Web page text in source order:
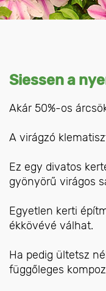
Siessen a
Akár 50%-os
A virágzó
Ez egy divatos
gyönyörű virágos
Egyetlen kerti
ékkövévé válhat.
Ha pedig ültetsz
függőleges